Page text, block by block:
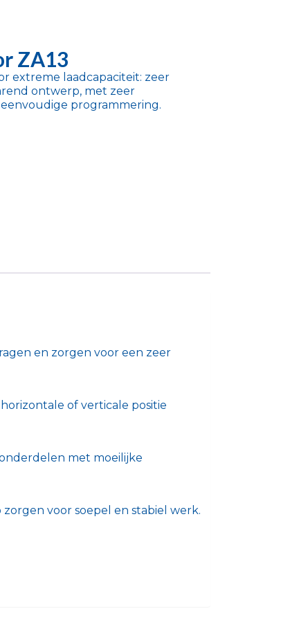
ZA13
extreme laadcapaciteit: zeer
ontwerp, met zeer
programmering.
en zorgen voor een zeer
of verticale positie
met moeilijke
voor soepel en stabiel werk.